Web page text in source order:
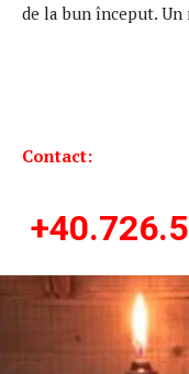
de la bun început.
Contact: